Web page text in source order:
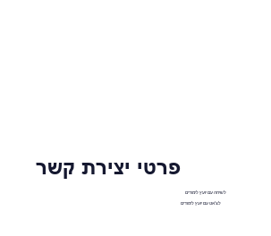
פרטי יצירת קשר
לשיחה עם יועץ לימודים
לצ'אט עם יועץ לימודים